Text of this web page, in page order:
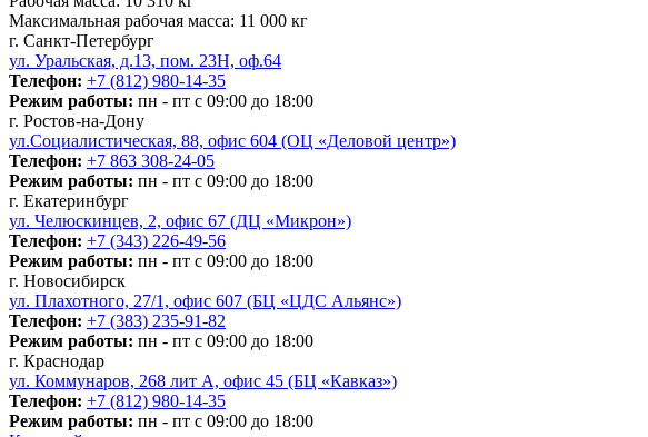
Максимальная рабочая масса: 11 000 кг
г. Санкт-Петербург
ул. Уральская, д.13, пом. 23Н, оф.64
Телефон: +7 (812) 980-14-35
Режим работы: пн - пт с 09:00 до 18:00
г. Ростов-на-Дону
ул.Социалистическая, 88, офис 604 (ОЦ «Деловой центр»)
Телефон: +7 863 308-24-05
Режим работы: пн - пт с 09:00 до 18:00
г. Екатеринбург
ул. Челюскинцев, 2, офис 67 (ДЦ «Микрон»)
Телефон: +7 (343) 226-49-56
Режим работы: пн - пт с 09:00 до 18:00
г. Новосибирск
ул. Плахотного, 27/1, офис 607 (БЦ «ЦДС Альянс»)
Телефон: +7 (383) 235-91-82
Режим работы: пн - пт с 09:00 до 18:00
г. Краснодар
ул. Коммунаров, 268 лит А, офис 45 (БЦ «Кавказ»)
Телефон: +7 (812) 980-14-35
Режим работы: пн - пт с 09:00 до 18:00